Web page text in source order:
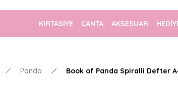
KIRTASİYE ÇANTA AKSESUAR
Panda Book of Panda Spiralli Defter